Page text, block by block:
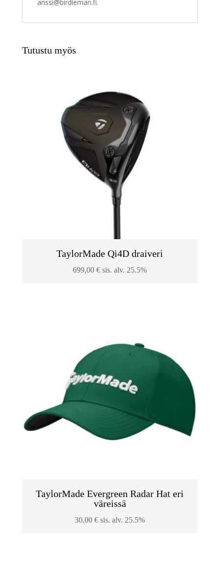
anssi@birdieman.fi.
Tutustu myös
TaylorMade Qi4D draiveri
699,00€ sis. alv. 25.5%
TaylorMade Evergreen Radar Hat eri
väreissä
30,00€ sis. alv. 25.5%